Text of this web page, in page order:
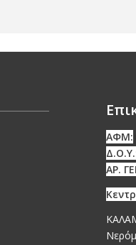
ΑΦΜ:
ΑΡ.